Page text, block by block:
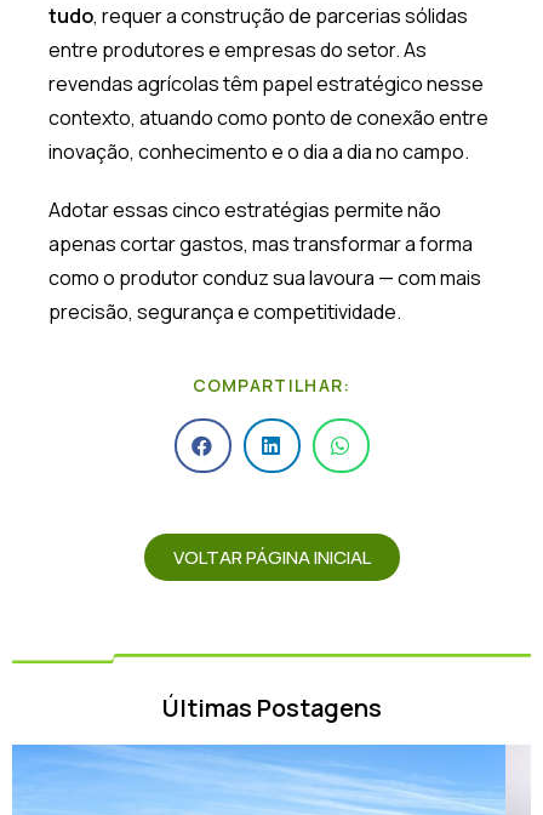
tudo, requer a construção de parcerias sólidas
entre produtores e empresas do setor. As
revendas agrícolas têm papel estratégico nesse
contexto, atuando como ponto de conexão entre
inovação, conhecimento e o dia a dia no campo.
Adotar essas cinco estratégias permite não
apenas cortar gastos, mas transformar a forma
como o produtor conduz sua lavoura — com mais
precisão, segurança e competitividade.
COMPARTILHAR:
VOLTAR PÁGINA INICIAL
Últimas Postagens
RURAL
AGRÍCOLA
RISCOS